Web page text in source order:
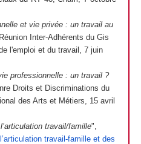
et vie privée : un travail au
Inter-Adhérents du Gis
l'emploi et du travail, 7 juin
professionnelle : un travail ?
Droits et Discriminations du
des Arts et Métiers, 15 avril
travail/famille",
travail-famille et des